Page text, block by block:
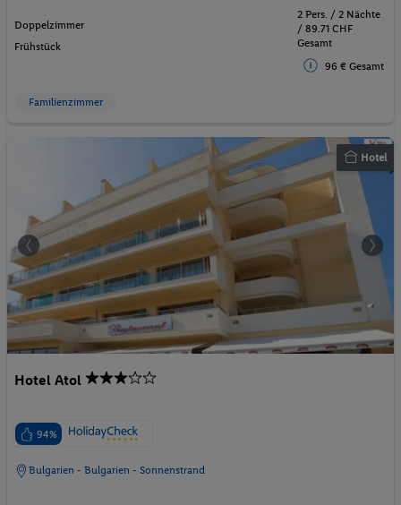
Doppelzimmer
Frühstück
2 Pers. / 2 Nächte
/ 89.71 CHF
Gesamt
96 € Gesamt
Familienzimmer
Hotel
Hotel Atol
94%
Bulgarien - Bulgarien - Sonnenstrand